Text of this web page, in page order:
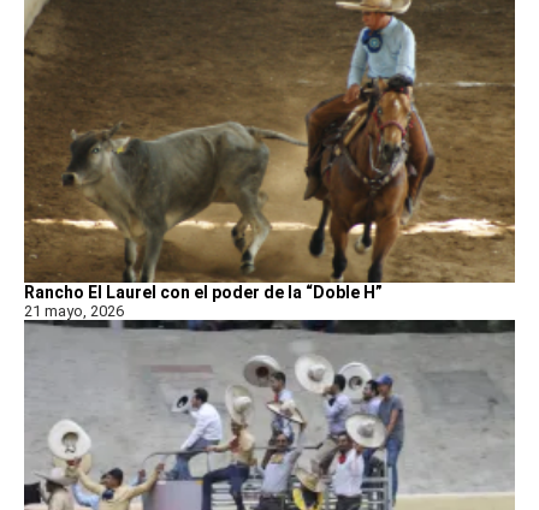
Rancho El Laurel con el poder de la “Doble H”
21 mayo, 2026